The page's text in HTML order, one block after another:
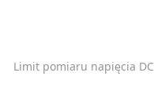
Limit pomiaru napięcia DC